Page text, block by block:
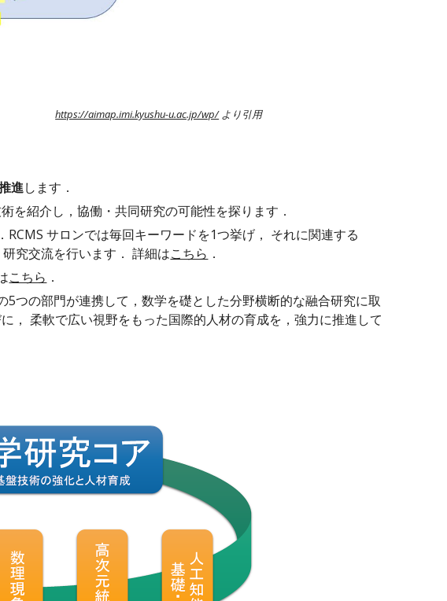
https://aimap.imi.kyushu-u.ac.jp/wp/ より引用
進します．
を紹介し，協働・共同研究の可能性を探ります．
サロンでは毎回キーワードを1つ挙げ， それに関連する
究交流を行います． 詳細はこちら ．
こちら ．
5つの部門が連携して，数学を礎とした分野横断的な融合研究に取
， 柔軟で広い視野をもった国際的人材の育成を，強力に推進して